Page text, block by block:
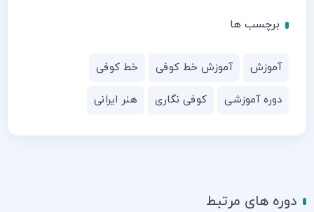
برچسب ها
آموزش آموزش خط کوفی خط کوفی
دوره آموزشی کوفی نگاری هنر ایرانی
دوره های مرتبط